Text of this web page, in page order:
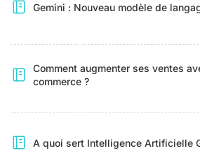
Gemini : Nouveau modèle de
Comment augmenter ses ventes
commerce ?
A quoi sert Intelligence Artificielle